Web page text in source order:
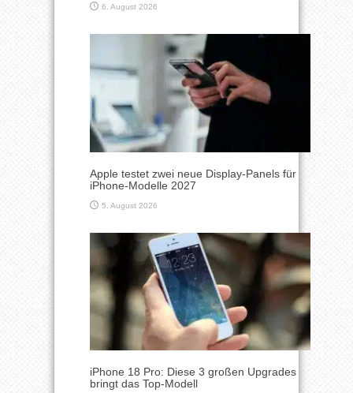
6. August 2026
Apple testet zwei neue Display-Panels für
iPhone-Modelle 2027
5. August 2026
iPhone 18 Pro: Diese 3 großen Upgrades
bringt das Top-Modell